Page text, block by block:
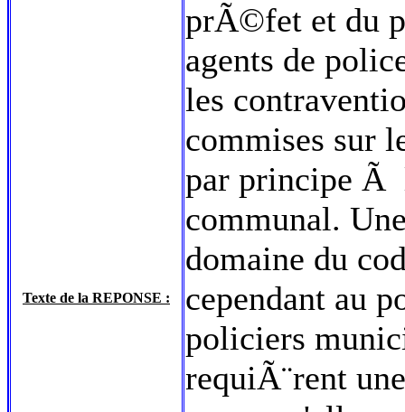
Texte de la REPONSE :
prÃ©fet et du
agents de
les
commises sur
par principe
communal.
domaine du
cependant au
policiers
requiÃ¨rent